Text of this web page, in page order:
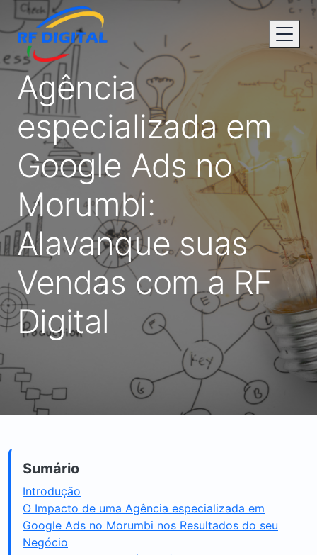
Agência
especializada em
Google Ads no
Morumbi:
Alavanque suas
Vendas com a RF
Digital
Sumário
Introdução
O Impacto de uma Agência especializada em
Google Ads no Morumbi nos Resultados do seu
Negócio